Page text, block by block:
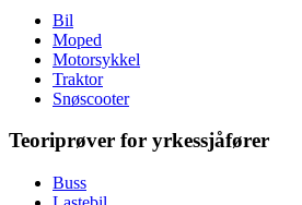
Bil
Moped
Motorsykkel
Traktor
Snøscooter
Teoriprøver for yrkessjåfører
Buss